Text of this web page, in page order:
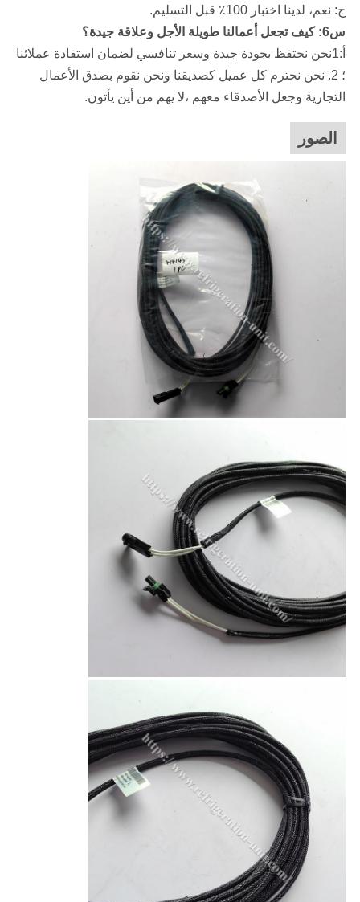
ج: نعم، لدينا اختبار 100٪ قبل التسليم.
س6: كيف تجعل أعمالنا طويلة الأجل وعلاقة جيدة؟
أ:1نحن نحتفظ بجودة جيدة وسعر تنافسي لضمان استفادة عملائنا
؛ 2. نحن نحترم كل عميل كصديقنا ونحن نقوم بصدق الأعمال
التجارية وجعل الأصدقاء معهم ،لا يهم من أين يأتون.
الصور